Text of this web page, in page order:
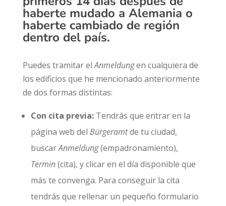
haberte mudado a Alemania o
haberte cambiado de región
dentro del país.
Puedes tramitar elAnmeldungen cualquiera de
los edificios que he mencionado anteriormente
de dos formas distintas:
Con cita previa:Tendrás que entrar en la
página web del Bürgeramtde tu ciudad,
buscarAnmeldung(empadronamiento),
Termin(cita), y clicar en el día disponible que
más te convenga. Para conseguir la cita
tendrás que rellenar un pequeño formulario